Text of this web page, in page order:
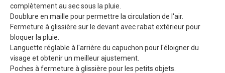
complètement au sec sous la pluie.
Doublure en maille pour permettre la circulation de l'air.
Fermeture à glissière sur le devant avec rabat extérieur pour
bloquer la pluie.
Languette réglable à l'arrière du capuchon pour l'éloigner du
visage et obtenir un meilleur ajustement.
Poches à fermeture à glissière pour les petits objets.